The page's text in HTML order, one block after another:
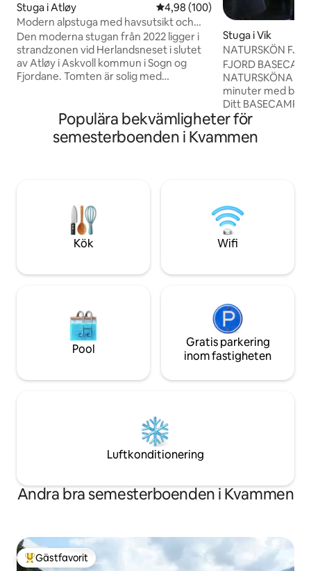
Stuga i Atløy 4,98 av 5 i genomsnittligt
4,98 (100)
Modern alpstuga med havsutsikt och
vackra solnedgångar
Den moderna stugan från 2022 ligger i
strandzonen vid Herlandsneset i slutet
av Atløy i Askvoll kommun i Sogn og
Fjordane. Tomten är solig med
finns en fantastisk utsikt från stugan
mot ön Kinn i nordväst, ett speciellt
varumärke och kunskap känd som ett
Norske Hesten. Med stugans motorbåt
kan du åka dit och till Værlandet och
Stuga i Vik
NATURSKÖN
ROMANTISKA
FJORD
NATURSKÖNA
minuter med bil
Ditt BASECAMP i
centralt beläget
finns på
KOPPLA AV:
Balestrand (1
Ålesund (5
(Vikafjellet 0,5
Talar tyska/
Populära bekvämligheter för
semesterboenden i Kvammen
Kök Wifi
Pool
Gratis parkering
inom fastigheten
Luftkonditionering
Andra bra semesterboenden i Kvammen
Populär gästfavorit
Gästfavorit